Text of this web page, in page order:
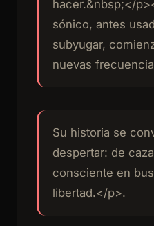
hacer.&nbsp;</
sónico, antes
subyugar,
nuevas
Su historia se
despertar: de
consciente en
libertad.</p>.